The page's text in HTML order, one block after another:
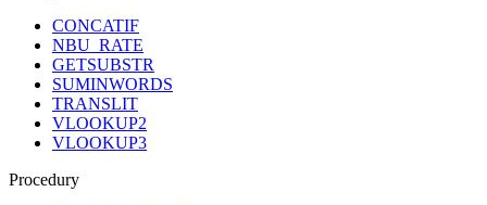
CONCATIF
NBU_RATE
GETSUBSTR
SUMINWORDS
TRANSLIT
VLOOKUP2
VLOOKUP3
Procedury